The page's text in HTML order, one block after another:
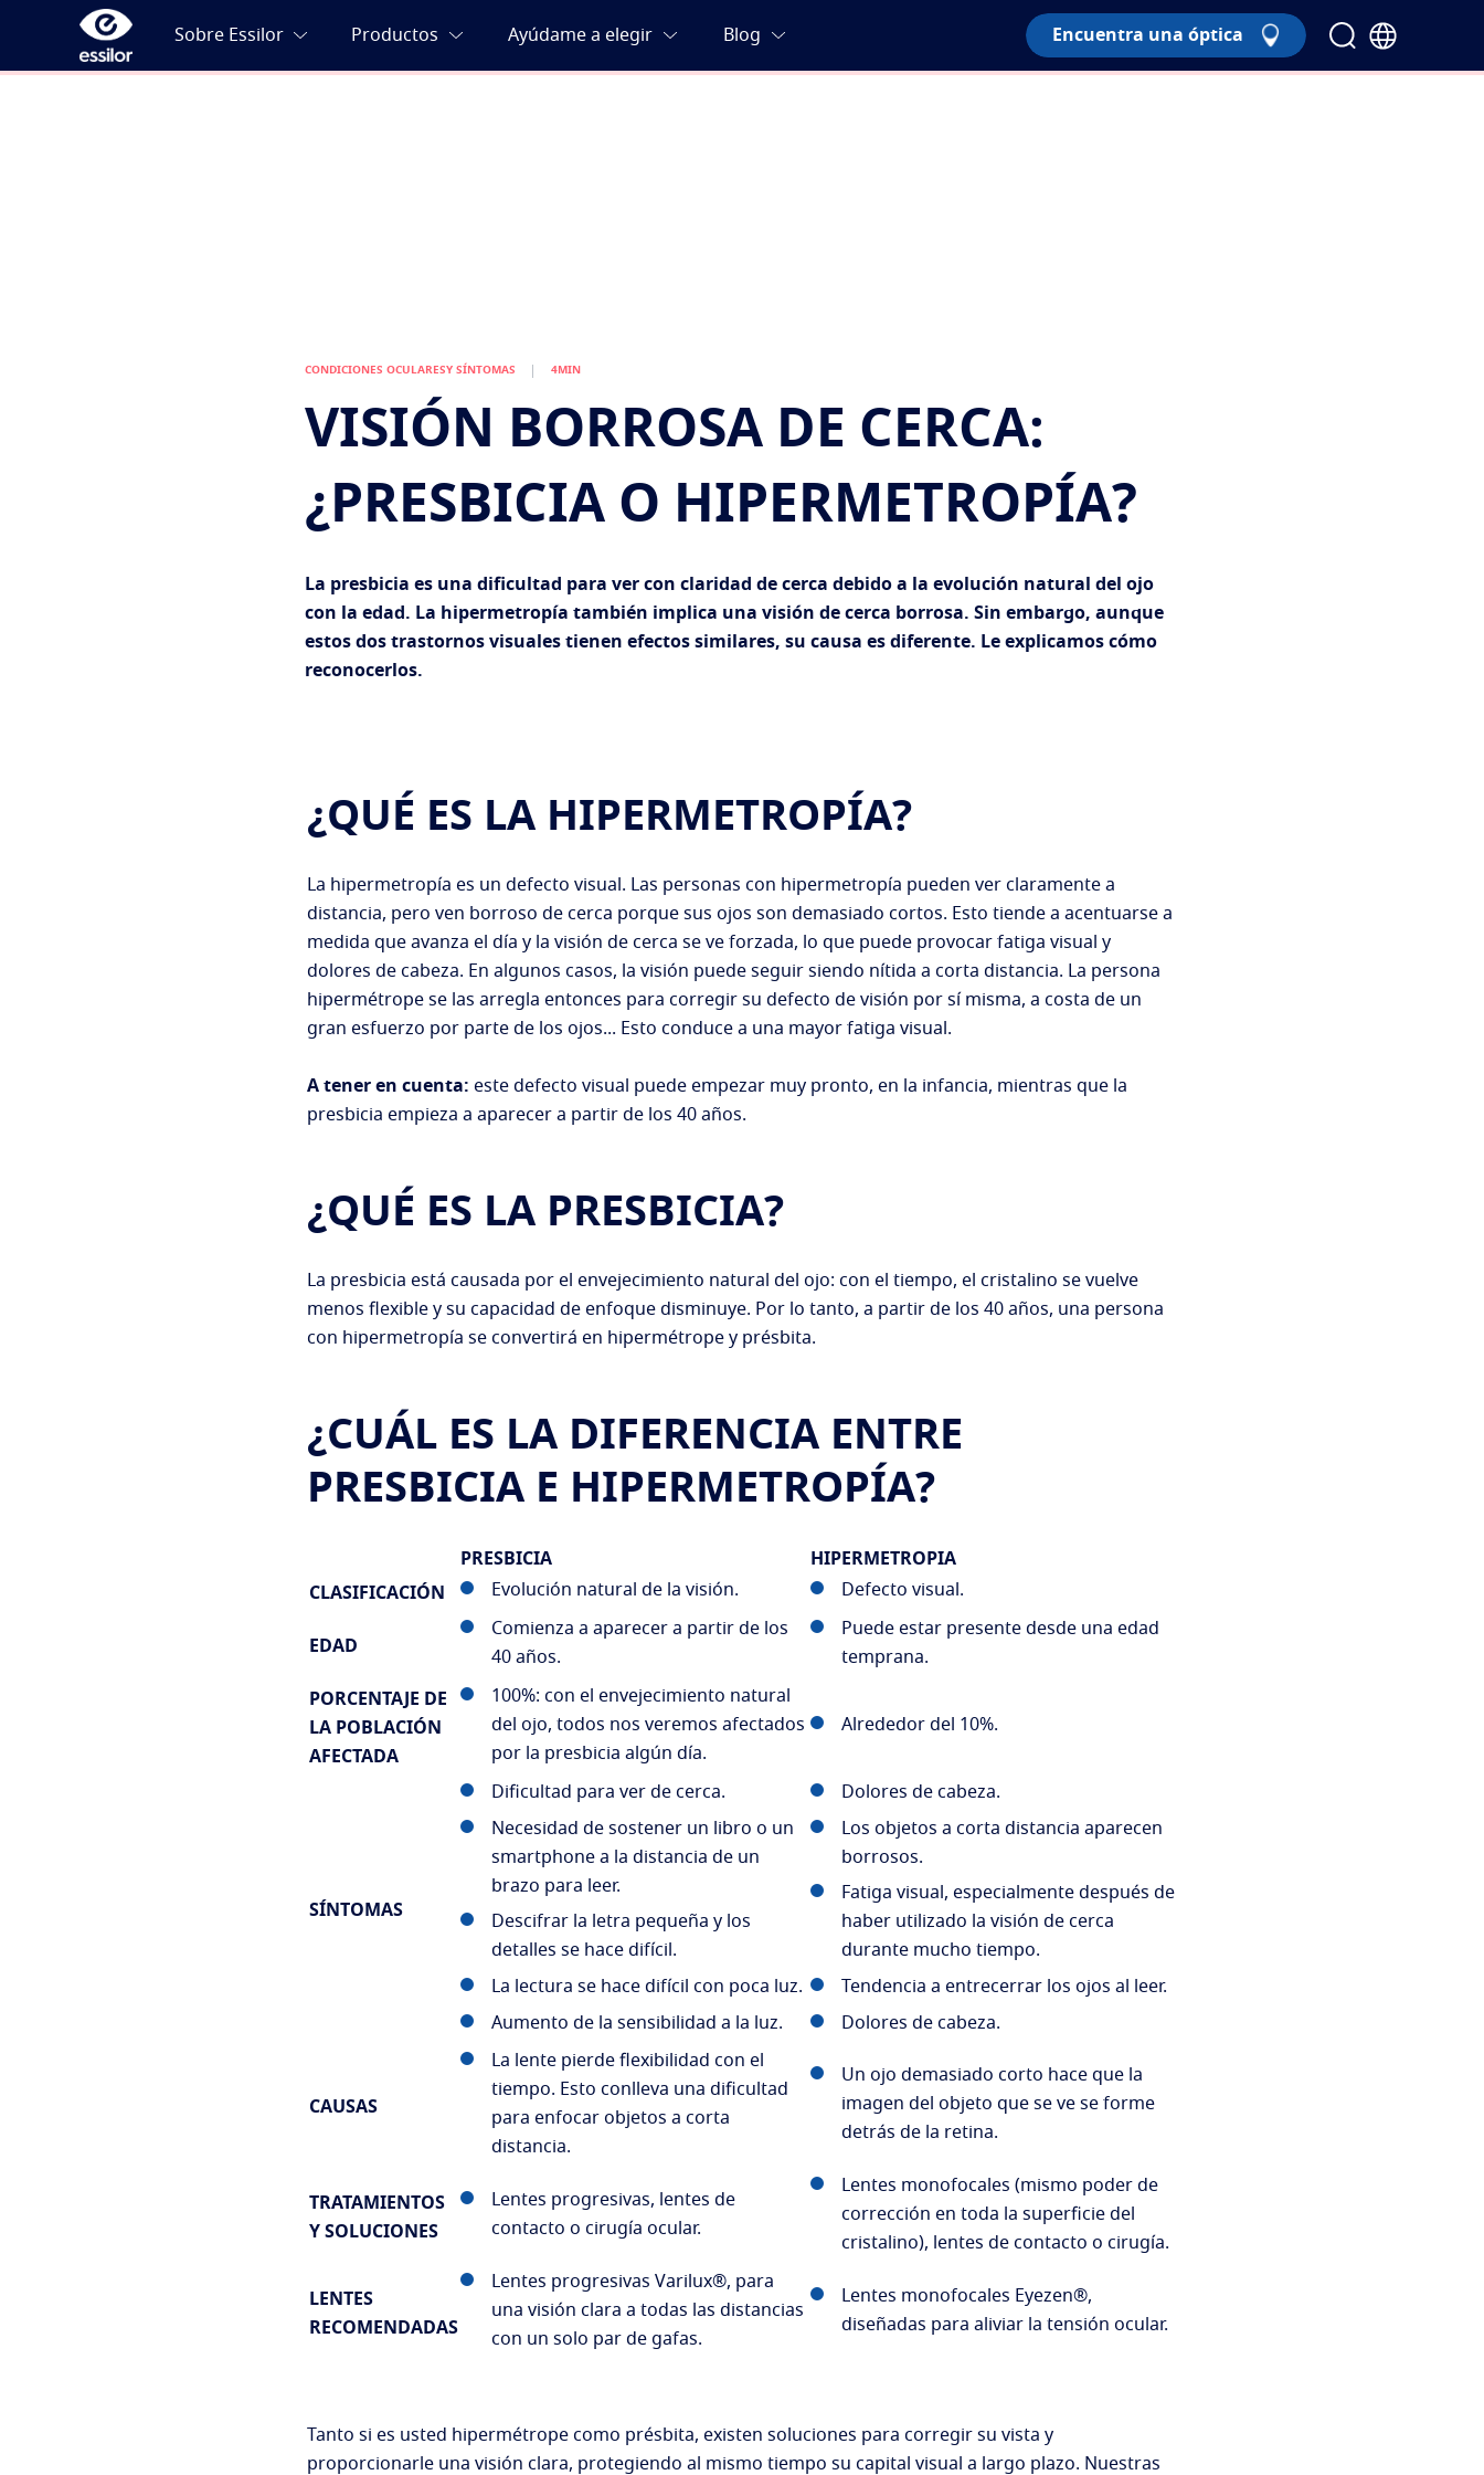
Encuentra una óptica
CONDICIONES OCULARESY SÍNTOMAS 4MIN
VISIÓN BORROSA DE CERCA:
¿PRESBICIA O HIPERMETROPÍA?
La presbicia es una dificultad para ver con claridad de cerca debido a la evolución natural del ojo
con la edad. La hipermetropía también implica una visión de cerca borrosa. Sin embargo, aunque
estos dos trastornos visuales tienen efectos similares, su causa es diferente. Le explicamos cómo
reconocerlos.
¿QUÉ ES LA HIPERMETROPÍA?
La hipermetropía es un defecto visual. Las personas con hipermetropía pueden ver claramente a
distancia, pero ven borroso de cerca porque sus ojos son demasiado cortos. Esto tiende a acentuarse a
medida que avanza el día y la visión de cerca se ve forzada, lo que puede provocar fatiga visual y
dolores de cabeza. En algunos casos, la visión puede seguir siendo nítida a corta distancia. La persona
hipermétrope se las arregla entonces para corregir su defecto de visión por sí misma, a costa de un
gran esfuerzo por parte de los ojos... Esto conduce a una mayor fatiga visual.
A tener en cuenta: este defecto visual puede empezar muy pronto, en la infancia, mientras que la
presbicia empieza a aparecer a partir de los 40 años.
¿QUÉ ES LA PRESBICIA?
La presbicia está causada por el envejecimiento natural del ojo: con el tiempo, el cristalino se vuelve
menos flexible y su capacidad de enfoque disminuye. Por lo tanto, a partir de los 40 años, una persona
con hipermetropía se convertirá en hipermétrope y présbita.
¿CUÁL ES LA DIFERENCIA ENTRE
PRESBICIA E HIPERMETROPÍA?
PRESBICIA
HIPERMETROPIA
CLASIFICACIÓN
Evolución natural de la visión. Defecto visual.
EDAD
Comienza a aparecer a partir de los
40 años.
Puede estar presente desde una edad
temprana.
PORCENTAJE DE
LA POBLACIÓN
AFECTADA
100%: con el envejecimiento natural
del ojo, todos nos veremos afectados
por la presbicia algún día.
Alrededor del 10%.
SÍNTOMAS
Dificultad para ver de cerca.
Necesidad de sostener un libro o un
smartphone a la distancia de un
brazo para leer.
Descifrar la letra pequeña y los
detalles se hace difícil.
La lectura se hace difícil con poca luz.
Aumento de la sensibilidad a la luz.
Dolores de cabeza.
Los objetos a corta distancia aparecen
borrosos.
Fatiga visual, especialmente después de
haber utilizado la visión de cerca
durante mucho tiempo.
Tendencia a entrecerrar los ojos al leer.
Dolores de cabeza.
CAUSAS
La lente pierde flexibilidad con el
tiempo. Esto conlleva una dificultad
para enfocar objetos a corta
distancia.
Un ojo demasiado corto hace que la
imagen del objeto que se ve se forme
detrás de la retina.
TRATAMIENTOS
Y SOLUCIONES
Lentes progresivas, lentes de
contacto o cirugía ocular.
Lentes monofocales (mismo poder de
corrección en toda la superficie del
cristalino), lentes de contacto o cirugía.
LENTES
RECOMENDADAS
Lentes progresivas Varilux®, para
una visión clara a todas las distancias
con un solo par de gafas.
Lentes monofocales Eyezen®,
diseñadas para aliviar la tensión ocular.
Tanto si es usted hipermétrope como présbita, existen soluciones para corregir su vista y
proporcionarle una visión clara, protegiendo al mismo tiempo su capital visual a largo plazo. Nuestras